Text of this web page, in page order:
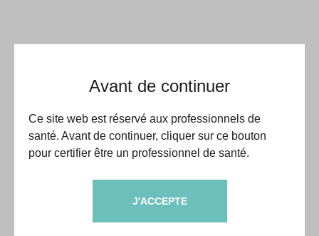
Avant de continuer
Ce site web est réservé aux professionnels de
santé. Avant de continuer, cliquer sur ce bouton
pour certifier être un professionnel de santé.
J'ACCEPTE